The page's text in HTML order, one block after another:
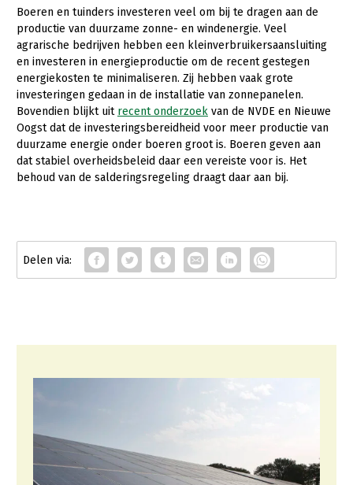
Sectoren
Dier
Biologische Landbouw
Geitenhouderij
Kalverhouderij
Konijnenhouderij
Pluimveehouderij
Vleesveehouderij
Plant
Akkerbouw
Biologische Landbouw
Bollenteelt
Glastuinbouw
Multifunctionele landbouw
Multifunctioneel
Vrouw en Bedrijf
Onderwerpen
Webinars
Mensen
Contact
Boeren en tuinders investeren veel om bij te dragen aan de
productie van duurzame zonne- en windenergie. Veel
agrarische bedrijven hebben een kleinverbruikersaansluiting
en investeren in energieproductie om de recent gestegen
energiekosten te minimaliseren. Zij hebben vaak grote
investeringen gedaan in de installatie van zonnepanelen.
Bovendien blijkt uit recent onderzoek van de NVDE en Nieuwe
Oogst dat de investeringsbereidheid voor meer productie van
duurzame energie onder boeren groot is. Boeren geven aan
dat stabiel overheidsbeleid daar een vereiste voor is. Het
behoud van de salderingsregeling draagt daar aan bij.